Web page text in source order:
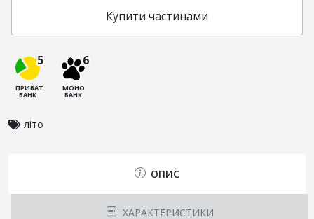
Купити частинами
5
ПРИВАТ
БАНК
6
МОНО
БАНК
літо
ОПИС
ХАРАКТЕРИСТИКИ